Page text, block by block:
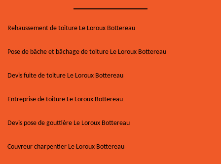
Rehaussement de toiture Le Loroux Bottereau
Pose de bâche et bâchage de toiture Le Loroux Bottereau
Devis fuite de toiture Le Loroux Bottereau
Entreprise de toiture Le Loroux Bottereau
Devis pose de gouttière Le Loroux Bottereau
Couvreur charpentier Le Loroux Bottereau